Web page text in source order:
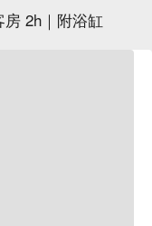
房 2h｜附浴缸